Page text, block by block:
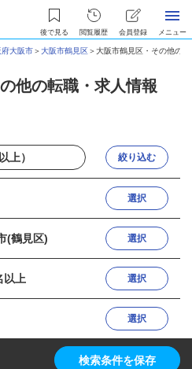
後で見る 閲覧履歴 会員登録 メニュー
府大阪市＞大阪市鶴見区＞大阪市鶴見区・その他の
他の転職・求人情報
絞り込む
選択
(鶴見区) 選択
以上 選択
選択
検索条件を保存